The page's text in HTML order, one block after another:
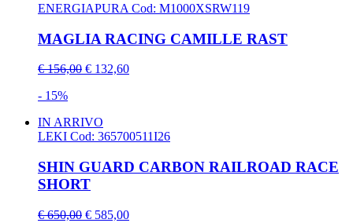
ENERGIAPURA Cod: M1000XSRW119
MAGLIA RACING CAMILLE RAST
€ 156,00 € 132,60
- 15%
IN ARRIVO
LEKI Cod: 365700511I26
SHIN GUARD CARBON RAILROAD RACE
SHORT
€ 650,00 € 585,00